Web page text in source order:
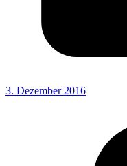
3. Dezember 2016